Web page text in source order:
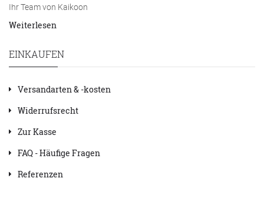
Ihr Team von Kaikoon
Weiterlesen
EINKAUFEN
Versandarten & -kosten
Widerrufsrecht
Zur Kasse
FAQ - Häufige Fragen
Referenzen